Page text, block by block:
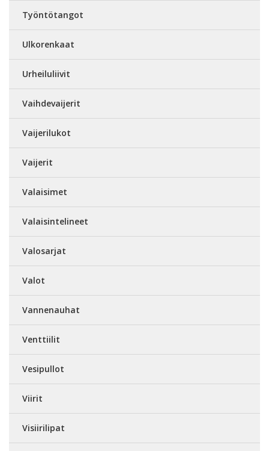
Työntötangot
Ulkorenkaat
Urheiluliivit
Vaihdevaijerit
Vaijerilukot
Vaijerit
Valaisimet
Valaisintelineet
Valosarjat
Valot
Vannenauhat
Venttiilit
Vesipullot
Viirit
Visiirilipat